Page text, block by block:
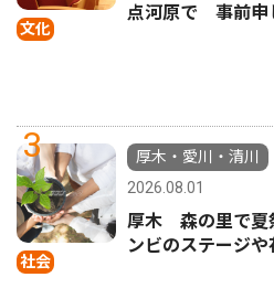
文化
点河原で 事前申
3
社会
厚木・愛川・清川
2026.08.01
厚木 森の里で
ンビのステージや